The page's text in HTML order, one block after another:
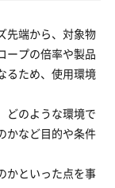
先端から、対象物
ープの倍率や製品
るため、使用環境
どのような環境で
かなど目的や条件
かといった点を事